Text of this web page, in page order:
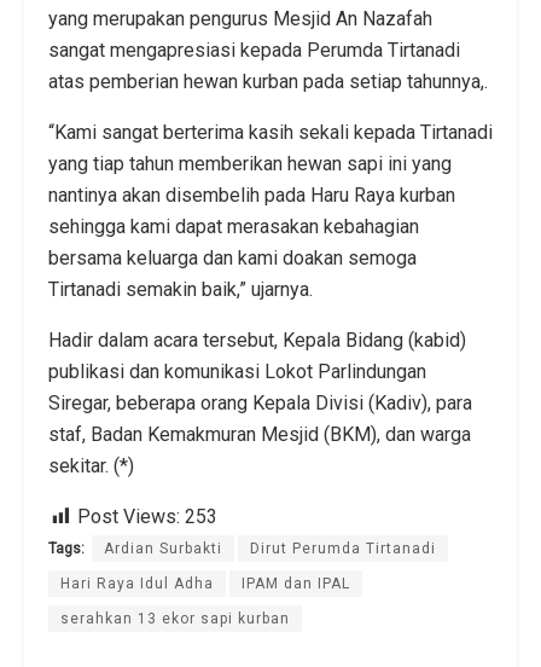
yang merupakan pengurus Mesjid An Nazafah
sangat mengapresiasi kepada Perumda Tirtanadi
atas pemberian hewan kurban pada setiap tahunnya,.
“Kami sangat berterima kasih sekali kepada Tirtanadi
yang tiap tahun memberikan hewan sapi ini yang
nantinya akan disembelih pada Haru Raya kurban
sehingga kami dapat merasakan kebahagian
bersama keluarga dan kami doakan semoga
Tirtanadi semakin baik,” ujarnya.
Hadir dalam acara tersebut, Kepala Bidang (kabid)
publikasi dan komunikasi Lokot Parlindungan
Siregar, beberapa orang Kepala Divisi (Kadiv), para
staf, Badan Kemakmuran Mesjid (BKM), dan warga
sekitar. (*)
Post Views: 253
Tags: Ardian Surbakti Dirut Perumda Tirtanadi
Hari Raya Idul Adha IPAM dan IPAL
serahkan 13 ekor sapi kurban